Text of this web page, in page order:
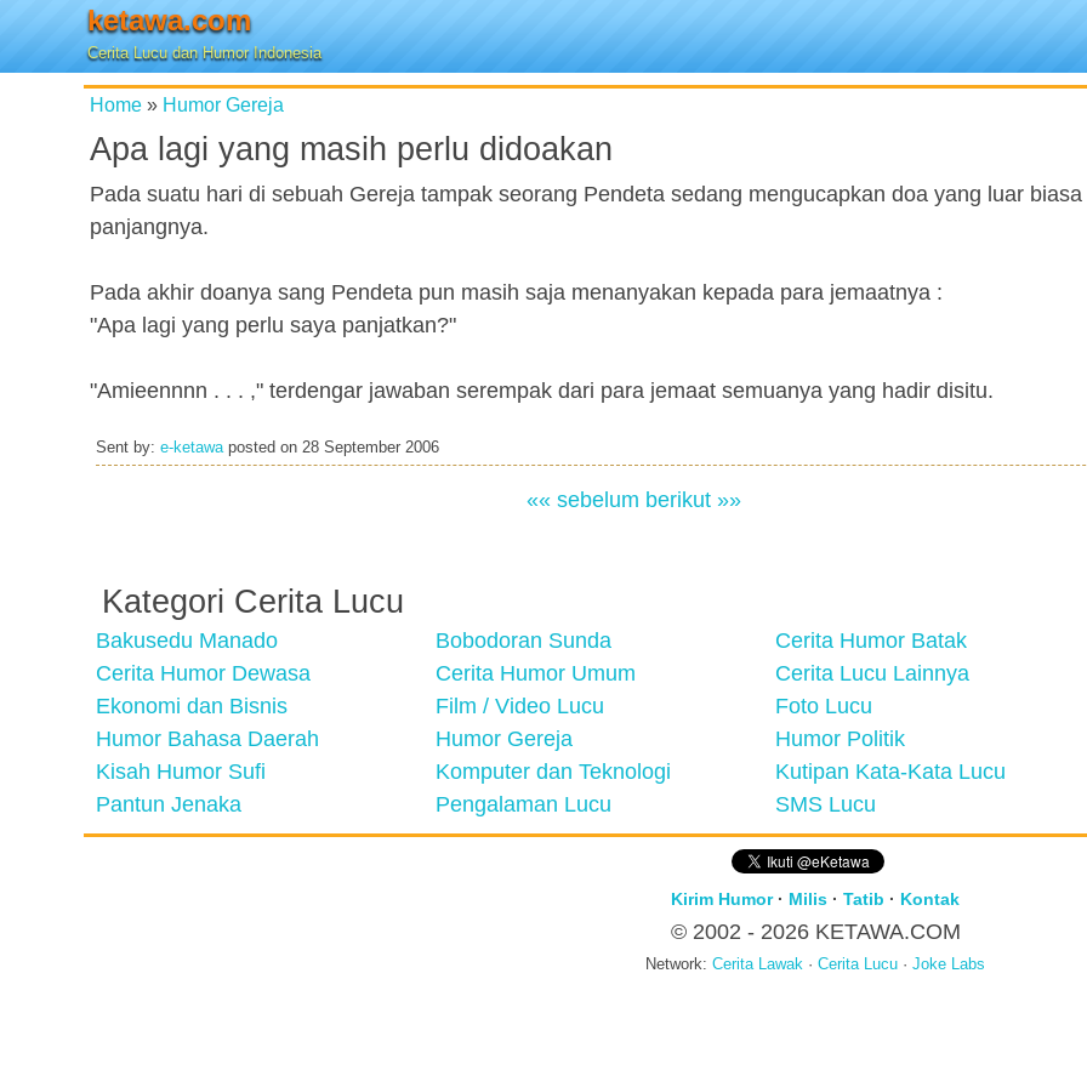
ketawa.com
Cerita Lucu dan Humor Indonesia
Home » Humor Gereja
Apa lagi yang masih perlu didoakan
Pada suatu hari di sebuah Gereja tampak seorang Pendeta sedang mengucapkan doa yang luar biasa
panjangnya.
Pada akhir doanya sang Pendeta pun masih saja menanyakan kepada para jemaatnya :
"Apa lagi yang perlu saya panjatkan?"
"Amieennnn . . . ," terdengar jawaban serempak dari para jemaat semuanya yang hadir disitu.
Sent by: e-ketawaposted on 28 September 2006
«« sebelum berikut »»
Kategori Cerita Lucu
Bakusedu Manado Bobodoran Sunda
Cerita Humor Batak
Cerita Humor Dewasa
Cerita Humor Umum
Cerita Lucu Lainnya
Ekonomi dan Bisnis
Film / Video Lucu
Foto Lucu
Humor Bahasa Daerah
Humor Gereja
Humor Politik
Kisah Humor Sufi
Komputer dan Teknologi
Kutipan Kata-Kata Lucu
Pantun Jenaka
Pengalaman Lucu SMS Lucu
Kirim Humor· Milis · Tatib · Kontak
© 2002 - 2026 KETAWA.COM
Network: Cerita Lawak · Cerita Lucu · Joke Labs